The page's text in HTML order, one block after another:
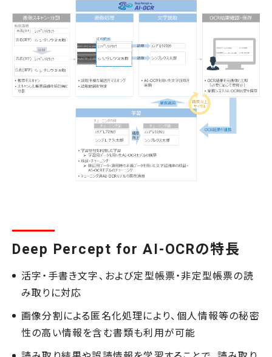
Deep Percept for AI-OCRの特長
活字・手書き文字、および定型帳票・非定型帳票の読
み取りに対応
画像分割による匿名化処理により、個人情報等の秘密
性の高い情報を含む書類も利用が可能